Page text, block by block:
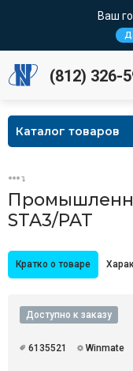
Ваш
(812) 326-
Каталог товаров
STA3/PAT
Кратко о товаре
Доступно к заказу
6135521 Winmate